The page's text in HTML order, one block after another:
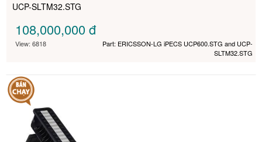
UCP-SLTM32.STG
108,000,000đ
View: 6818
Part: ERICSSON-LG iPECS UCP600.STG and UCP-
SLTM32.STG